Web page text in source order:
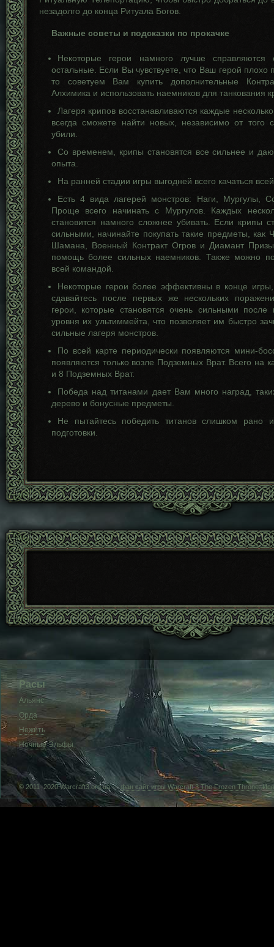
незадолго до конца Ритуала Богов.
Важные советы и подсказки по прокачке
Некоторые герои намного лучше справляются
остальные. Если Вы чувствуете, что Ваш герой плохо
то советуем Вам купить дополнительные
Алхимика и использовать наемников для танкования
Лагеря крипов восстанавливаются каждые
всегда сможете найти новых, независимо от того
убили.
Со временем, крипы становятся все сильнее и
опыта.
На ранней стадии игры выгодней всего качаться
Есть 4 вида лагерей монстров: Наги, Мургулы,
Проще всего начинать с Мургулов. Каждых
становится намного сложнее убивать. Если крипы
сильными, начинайте покупать такие предметы, как
Шамана, Военный Контракт Огров и Диамант
помощь более сильных наемников. Также можно
всей командой.
Некоторые герои более эффективны в конце
сдавайтесь после первых же нескольких
герои, которые становятся очень сильными после
уровня их ультиммейта, что позволяет им быстро
сильные лагеря монстров.
По всей карте периодически появляются мини-
появляются только возле Подземных Врат. Всего на
и 8 Подземных Врат.
Победа над титанами дает Вам много наград,
дерево и бонусные предметы.
Не пытайтесь победить титанов слишком рано
подготовки.
Расы
Альянс
Орда
Нежить
Ночные Эльфы
© 2011–2020 Warcraft3.org.ua —фан сайт игры Warcraft 3 The Frozen Throne.